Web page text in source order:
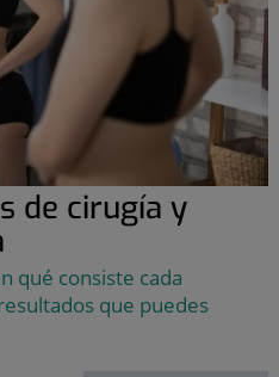
de cirugía y
qué consiste cada
que puedes